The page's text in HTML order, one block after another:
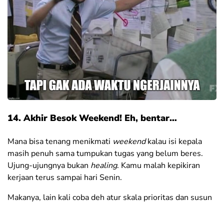
14. Akhir Besok Weekend! Eh, bentar…
Mana bisa tenang menikmati weekendkalau isi kepala
masih penuh sama tumpukan tugas yang belum beres.
Ujung-ujungnya bukan healing. Kamu malah kepikiran
kerjaan terus sampai hari Senin.
Makanya, lain kali coba deh atur skala prioritas dan susun